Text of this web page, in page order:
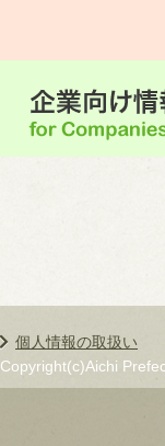
個人情報の取扱い
Copyright(c)Aichi